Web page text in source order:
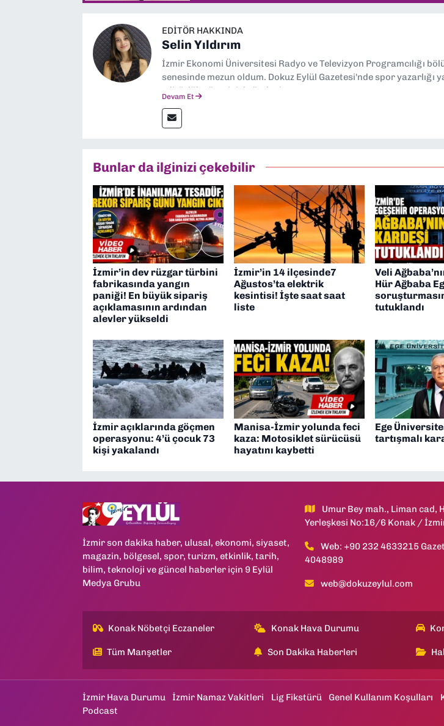
EDITÖR HAKKINDA
Selin Yıldırım
İzmir Ekonomi Üniversitesi Radyo ve Televizyon Programcılığı
senesinde mezun oldum. Dokuz Eylül Gazetesi'nde spor yazarlığı
editörlük görevini de üstleniyorum.
Devam Et
Bunlar da ilginizi çekebilir
İzmir’in dev rüzgar türbini
fabrikasında yangın
paniği! En büyük sipariş
açıklamasının ardından
alevler yükseldi
İzmir’in 14 ilçesinde7
Ağustos’ta elektrik
kesintisi! İşte saat saat
liste
Veli
Hür Ağbaba
tutuklandı
İzmir açıklarında göçmen
operasyonu: 4’ü çocuk 73
kişi yakalandı
Manisa-İzmir yolunda feci
kaza: Motosiklet sürücüsü
hayatını kaybetti
Ege
tartışmalı
İzmir son dakika haber, ulusal, ekonomi, siyaset,
magazin, bölgesel, spor, turizm, etkinlik, tarih,
bilim, teknoloji ve güncel haberler için 9 Eylül
Medya Grubu
Umur Bey mah., Liman cad,
Yerleşkesi No:16/6 Konak /
Web: +90 232 4633215
4048989
web@dokuzeylul.com
Konak Nöbetçi Eczaneler Konak Hava Durumu
Tüm Manşetler Son Dakika Haberleri
İzmir Hava Durumu İzmir Namaz Vakitleri Lig Fikstürü Genel Kullanım Koşulları
Podcast